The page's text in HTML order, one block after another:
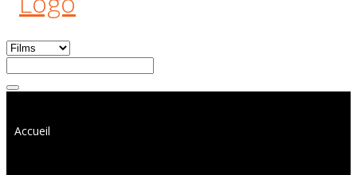
Accueil